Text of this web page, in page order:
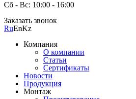
Сб - Вс: 10:00 - 16:00
Заказать звонок
RuEnKz
Компания
О компании
Статьи
Сертификаты
Новости
Продукция
Монтаж